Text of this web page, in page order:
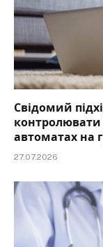
Свідомий
контролювати
автоматах на
27.07.2026